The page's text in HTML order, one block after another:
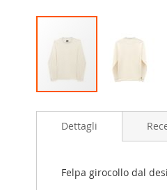
to
Dettagli
Felpa girocollo dal